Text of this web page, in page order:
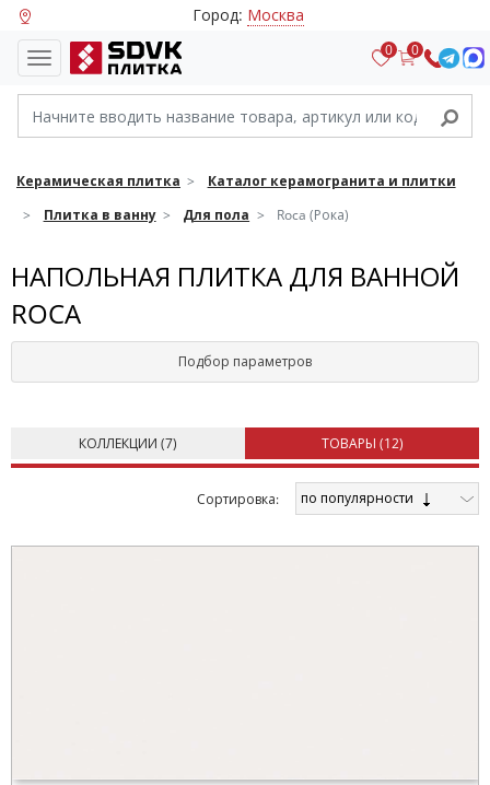
Город: Москва
0 0
Керамическая плитка
Каталог керамогранита и плитки
Плитка в ванну
Для пола Roca (Рока)
НАПОЛЬНАЯ ПЛИТКА ДЛЯ ВАННОЙ
ROCA
Подбор параметров
КОЛЛЕКЦИИ (7) ТОВАРЫ (12)
Cортировка: по популярности